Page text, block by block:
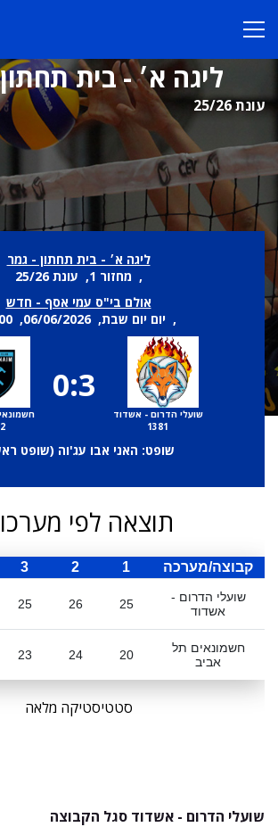
ליגה א׳ - בית
עונת 25/26
ליגה א׳ - בית תחתון - גמר
, מחזור 1, עונת 25/26
אולם בי"ס עמי אסף - חדש
, יום יום שבת, 06/06/2026, 21:00
שועלי הדרום - אשדוד
1381
0:3
שופט: האני אבו עג'וה (שופט
תוצאה לפי
קבוצה/מערכה 1
2
3
שועלי הדרום -
אשדוד
25
26
25
חשמונאים תל
אביב
20
24
23
סטטיסטיקה מלאה
שועלי הדרום - אשדוד סגל הקבוצה